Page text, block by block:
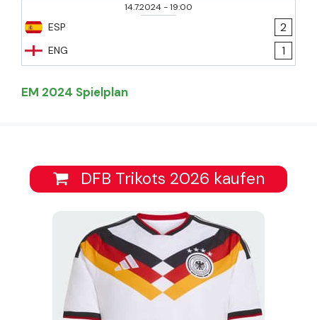
14.7.2024-19:00
ESP
ENG
2
1
EM 2024 Spielplan
DFB Trikots 2026 kaufen